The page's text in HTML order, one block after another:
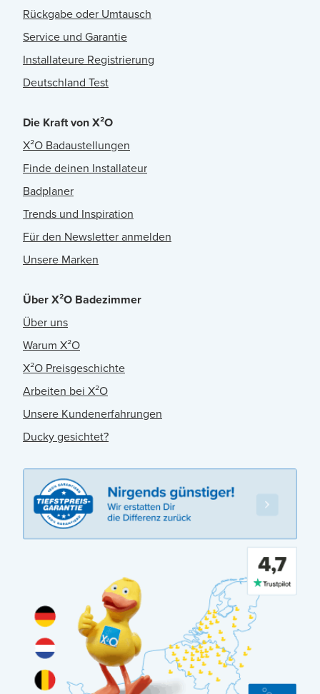
Rückgabe oder Umtausch
Service und Garantie
Installateure Registrierung
Deutschland Test
Die Kraft von X²O
X²O Badaustellungen
Finde deinen Installateur
Badplaner
Trends und Inspiration
Für den Newsletter anmelden
Unsere Marken
Über X²O Badezimmer
Über uns
Warum X²O
X²O Preisgeschichte
Arbeiten bei X²O
Unsere Kundenerfahrungen
Ducky gesichtet?